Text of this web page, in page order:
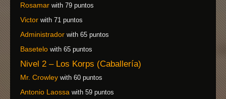
Rosamar with 79 puntos
Victor with 71 puntos
Administrador with 65 puntos
Basetelo with 65 puntos
Nivel 2 – Los Korps (Caballería)
Mr. Crowley with 60 puntos
Antonio Laossa with 59 puntos